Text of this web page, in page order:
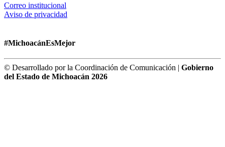
Correo institucional
Aviso de privacidad
#MichoacánEsMejor
© Desarrollado por la Coordinación de Comunicación | Gobierno
del Estado de Michoacán 2026